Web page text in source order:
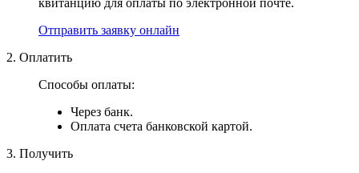
квитанцию для оплаты по электронной почте.
Отправить заявку онлайн
2. Оплатить
Способы оплаты:
Через банк.
Оплата счета банковской картой.
3. Получить